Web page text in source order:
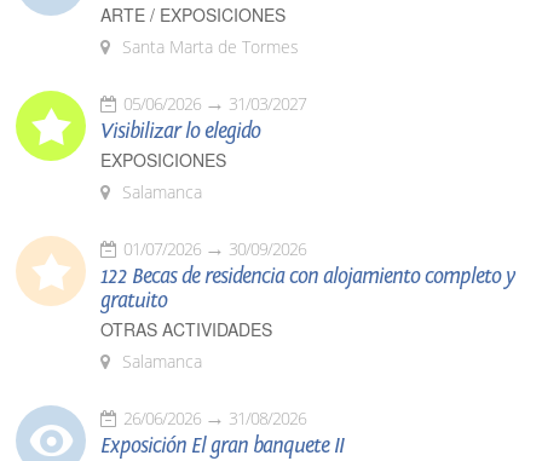
ARTE / EXPOSICIONES
Santa Marta de Tormes
05/06/2026 31/03/2027
Visibilizar lo elegido
EXPOSICIONES
Salamanca
01/07/2026 30/09/2026
122 Becas de residencia con alojamiento completo y
gratuito
OTRAS ACTIVIDADES
Salamanca
26/06/2026 31/08/2026
Exposición El gran banquete II